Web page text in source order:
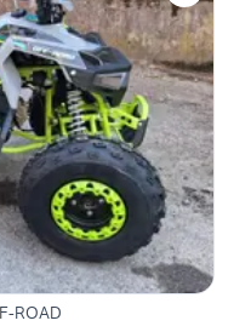
ROAD